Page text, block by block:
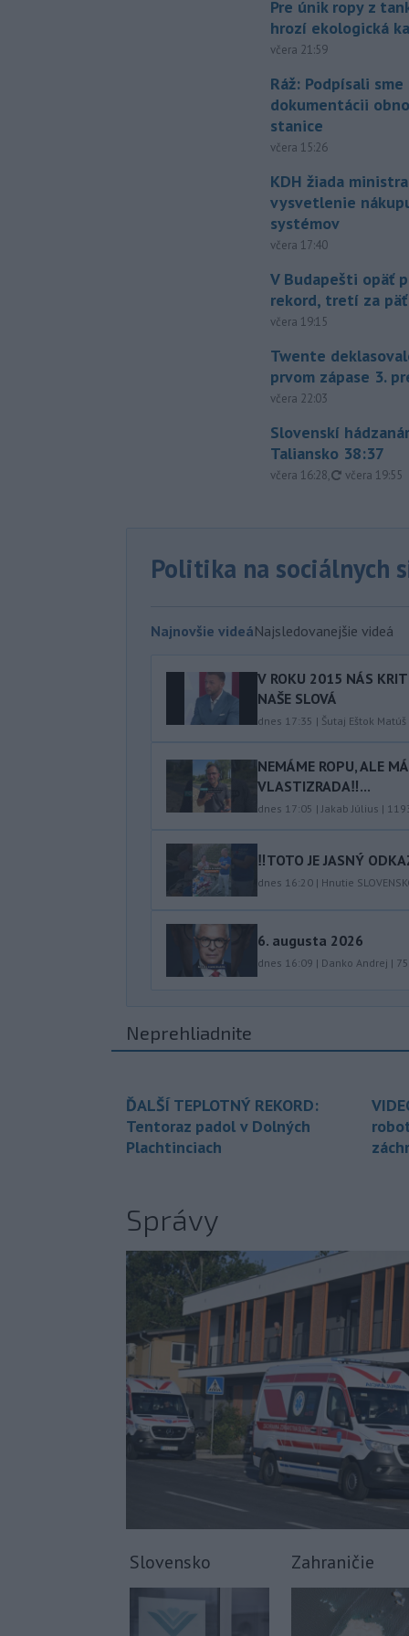
Pre únik ropy z
hrozí ekologická
včera 21:59
Ráž: Podpísali
dokumentácii
stanice
včera 15:26
KDH žiada
vysvetlenie
systémov
včera 17:40
V Budapešti opäť
rekord, tretí za
včera 19:15
Twente
prvom zápase 3.
včera 22:03
Slovenskí
Taliansko 38:37
včera 16:28, aktualizované
včera 19:55
Politika na sociálnych
Najnovšie videáNajsledovanejšie videá
V ROKU 2015 NÁS
NAŠE SLOVÁ
dnes 17:35 | Šutaj Eštok Matúš
NEMÁME ROPU, ALE
VLASTIZRADA‼️...
dnes 17:05 |Jakab Július |
‼️TOTO JE JASNÝ
dnes 16:20 | Hnutie
6. augusta 2026
dnes 16:09 | Danko Andrej |
Neprehliadnite
ĎALŠÍ TEPLOTNÝ REKORD:
Tentoraz padol v Dolných
Plachtinciach
Správy
Slovensko Zahraničie